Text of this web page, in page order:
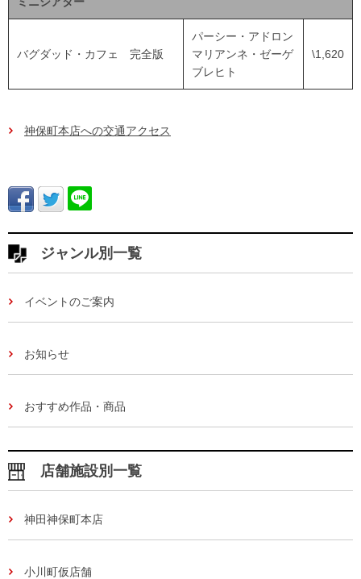
バグダッド・カフェ 完全版
パーシー・アドロン
マリアンネ・ゼーゲ
ブレヒト
\1,620
神保町本店への交通アクセス
ジャンル別一覧
イベントのご案内
お知らせ
おすすめ作品・商品
店舗施設別一覧
神田神保町本店
小川町仮店舗